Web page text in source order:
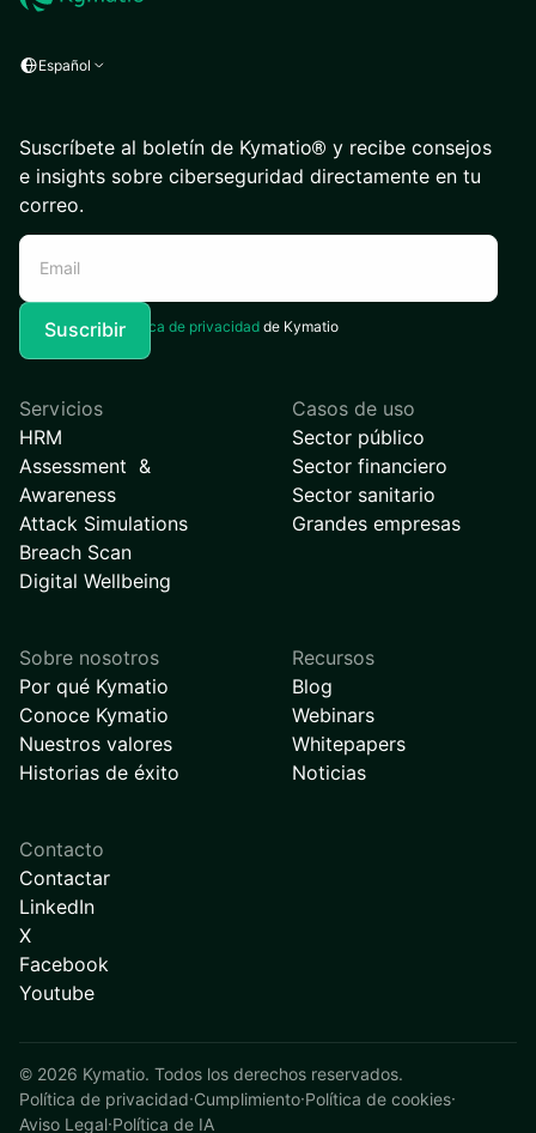
Español
Suscríbete al boletín de Kymatio® y recibe consejos
e insights sobre ciberseguridad directamente en tu
correo.
Acepto laPolítica de privacidad de Kymatio
Servicios
HRM
Assessment &
Awareness
Attack Simulations
Breach Scan
Digital Wellbeing
Casos de uso
Sector público
Sector financiero
Sector sanitario
Grandes empresas
Sobre nosotros
Por qué Kymatio
Conoce Kymatio
Nuestros valores
Historias de éxito
Recursos
Blog
Webinars
Whitepapers
Noticias
Contacto
Contactar
LinkedIn
X
Facebook
Youtube
© 2026 Kymatio. Todos los derechos reservados.
Política de privacidad·Cumplimiento·Política de cookies·
Aviso Legal·Política de IA